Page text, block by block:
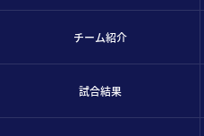
チーム紹介
試合結果